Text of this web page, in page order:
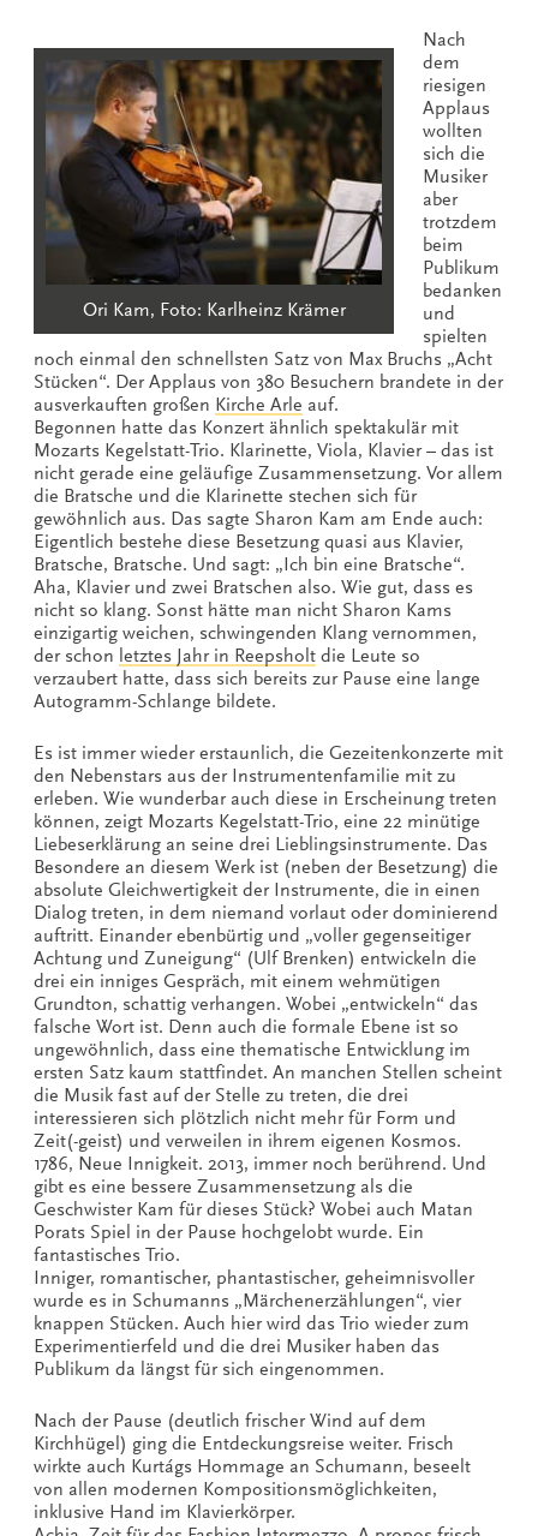
Ori Kam, Foto: Karlheinz Krämer
Nach
dem
riesigen
Applaus
wollten
sich die
Musiker
aber
trotzdem
beim
Publikum
bedanken
und
spielten
noch einmal den schnellsten Satz von Max Bruchs „Acht
Stücken“. Der Applaus von 380 Besuchern brandete in der
ausverkauften großen Kirche Arle auf.
Begonnen hatte das Konzert ähnlich spektakulär mit
Mozarts Kegelstatt-Trio. Klarinette, Viola, Klavier – das ist
nicht gerade eine geläufige Zusammensetzung. Vor allem
die Bratsche und die Klarinette stechen sich für
gewöhnlich aus. Das sagte Sharon Kam am Ende auch:
Eigentlich bestehe diese Besetzung quasi aus Klavier,
Bratsche, Bratsche. Und sagt: „Ich bin eine Bratsche“.
Aha, Klavier und zwei Bratschen also. Wie gut, dass es
nicht so klang. Sonst hätte man nicht Sharon Kams
einzigartig weichen, schwingenden Klang vernommen,
der schon letztes Jahr in Reepsholt die Leute so
verzaubert hatte, dass sich bereits zur Pause eine lange
Autogramm-Schlange bildete.
Es ist immer wieder erstaunlich, die Gezeitenkonzerte mit
den Nebenstars aus der Instrumentenfamilie mit zu
erleben. Wie wunderbar auch diese in Erscheinung treten
können, zeigt Mozarts Kegelstatt-Trio, eine 22 minütige
Liebeserklärung an seine drei Lieblingsinstrumente. Das
Besondere an diesem Werk ist (neben der Besetzung) die
absolute Gleichwertigkeit der Instrumente, die in einen
Dialog treten, in dem niemand vorlaut oder dominierend
auftritt. Einander ebenbürtig und „voller gegenseitiger
Achtung und Zuneigung“ (Ulf Brenken) entwickeln die
drei ein inniges Gespräch, mit einem wehmütigen
Grundton, schattig verhangen. Wobei „entwickeln“ das
falsche Wort ist. Denn auch die formale Ebene ist so
ungewöhnlich, dass eine thematische Entwicklung im
ersten Satz kaum stattfindet. An manchen Stellen scheint
die Musik fast auf der Stelle zu treten, die drei
interessieren sich plötzlich nicht mehr für Form und
Zeit(-geist) und verweilen in ihrem eigenen Kosmos.
1786, Neue Innigkeit. 2013, immer noch berührend. Und
gibt es eine bessere Zusammensetzung als die
Geschwister Kam für dieses Stück? Wobei auch Matan
Porats Spiel in der Pause hochgelobt wurde. Ein
fantastisches Trio.
Inniger, romantischer, phantastischer, geheimnisvoller
wurde es in Schumanns „Märchenerzählungen“, vier
knappen Stücken. Auch hier wird das Trio wieder zum
Experimentierfeld und die drei Musiker haben das
Publikum da längst für sich eingenommen.
Nach der Pause (deutlich frischer Wind auf dem
Kirchhügel) ging die Entdeckungsreise weiter. Frisch
wirkte auch Kurtágs Hommage an Schumann, beseelt
von allen modernen Kompositionsmöglichkeiten,
inklusive Hand im Klavierkörper.